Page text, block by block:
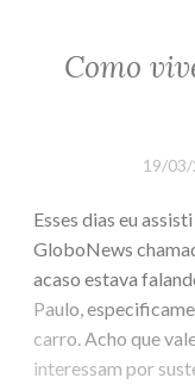
Como
19/
Esses dias eu
GloboNews
acaso estava
Paulo,
carro. Acho que
interessam por